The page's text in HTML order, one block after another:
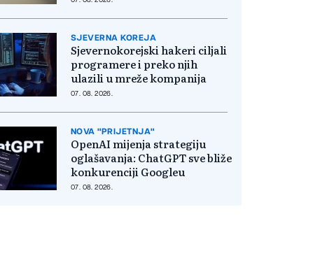
SJEVERNA KOREJA
Sjevernokorejski hakeri ciljali
programere i preko njih
ulazili u mreže kompanija
07. 08. 2026.
NOVA "PRIJETNJA"
OpenAI mijenja strategiju
oglašavanja: ChatGPT sve bliže
konkurenciji Googleu
07. 08. 2026.